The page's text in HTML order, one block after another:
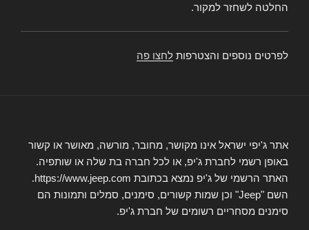
החלטה לשחזר למקור.
לפרטים נוספים והצטרפות לחצו פה
אתר ג'יפי ישראל אינו מקושר, מחובר, מורשה, מאושר או קשור
באופן רשמי לחברת ג'יפ, או לכל חברה בת שלה או שותפיה.
האתר הרשמי של ג'יפ נמצא בכתובת https://www.jeep.com.
השם "Jeep" וכן שמות קשורים, סימנים, סמלים ותמונות הם
סימנים מסחריים רשומים של חברת ג'יפ.